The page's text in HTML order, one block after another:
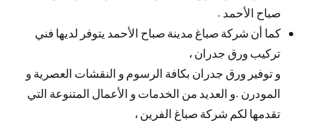
صباح الأحمد .
كما أن شركة صباغ مدينة صباح الأحمد يتوفر لديها فني
تركيب ورق جدران ،
و توفير ورق جدران بكافة الرسوم و النقشات العصرية و
المودرن .و العديد من الخدمات و الأعمال المتنوعة التي
تقدمها لكم شركة صباغ الفرين ،